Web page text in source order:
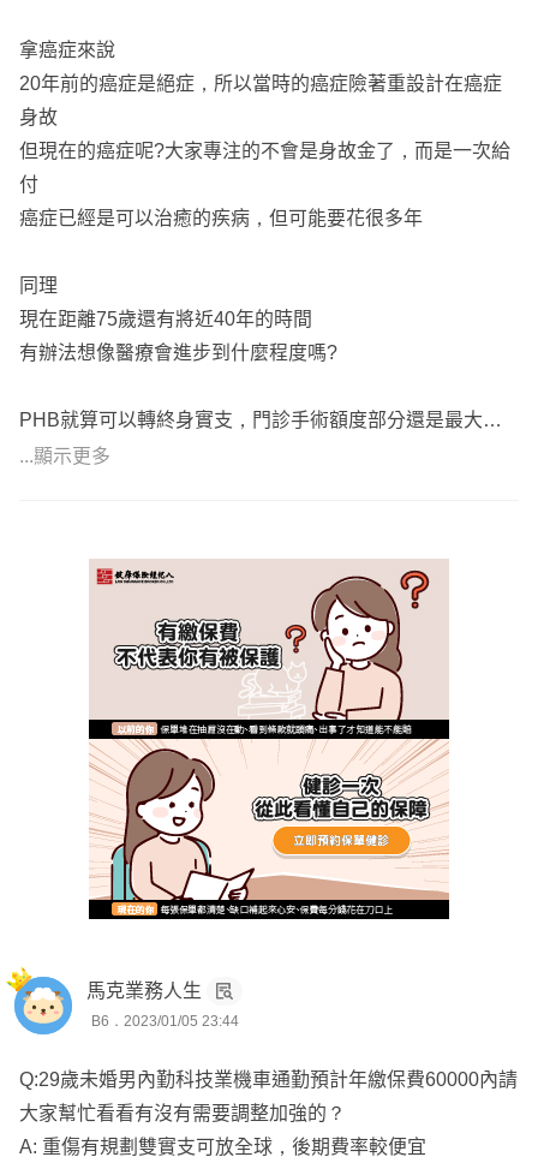
客戶更好的選擇，並提供專業的建議。
💥夫妻共同經營，隨時都能找得到人：一張保單，兩人服
務，回覆訊息"高效率"，不會因購買前後服務有所差異，讓
保戶隨時都能找得到業務！
💥法律團隊，協助客戶任何法律問題：保戶享有個人法律顧
問證書，協助各式各樣法律問題，不侷限保險，且"免費"服
💥熱誠、善良、站在客戶角度：成為每個客戶的朋友，相處
無壓力，不強迫推銷，依據每個保戶性質做最完善的規劃搭
配。
拿癌症來說
20年前的癌症是絕症，所以當時的癌症險著重設計在癌症
身故
但現在的癌症呢?大家專注的不會是身故金了，而是一次給
付
癌症已經是可以治癒的疾病，但可能要花很多年
同理
現在距離75歲還有將近40年的時間
有辦法想像醫療會進步到什麼程度嗎?
PHB就算可以轉終身實支，門診手術額度部分還是最大問
題
您覺得未來住院的機率還會高嗎?
重大傷病應該規劃在費率較便宜的全球，台壽就先不用規劃
骨折險看需求，個人認為不如把預算拿去再規劃一個產險意
外險會更實在
YCA療程防癌非必要，療程防癌的功能已經快要被實支實
付取代掉了，不如考慮把一次金拉高或是再規劃一個實支
XCC亦同，非首要考量規劃
宏泰NPC自己需要去斟酌保費繳納的問題，這商品好，但
真有必要急於一時把它在20年繳完嗎？
去看看定期意外險的保費，終身意外險其實對比下來沒有真
的划算太多
...顯示更多
馬克業務人生
B6．2023/01/05 23:44
Q:29歲未婚男內勤科技業機車通勤預計年繳保費60000內請
大家幫忙看看有沒有需要調整加強的？
A: 重傷有規劃雙實支可放全球，後期費率較便宜